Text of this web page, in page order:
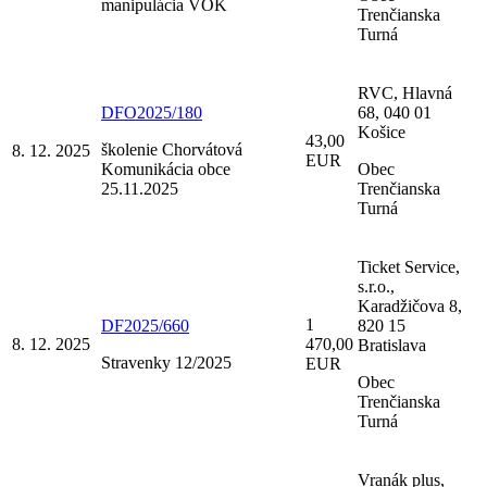
manipulácia VOK
Trenčianska
Turná
8. 12. 2025
DFO2025/180
školenie Chorvátová
Komunikácia obce
25.11.2025
43,00
EUR
RVC, Hlavná
68, 040 01
Košice
Obec
Trenčianska
Turná
8. 12. 2025
DF2025/660
Stravenky 12/2025
1
470,00
EUR
Ticket Service,
s.r.o.,
Karadžičova 8,
820 15
Bratislava
Obec
Trenčianska
Turná
Vranák plus,